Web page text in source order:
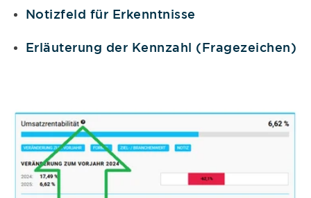
Notizfeld für Erkenntnisse
Erläuterung der Kennzahl (Fragezeichen)